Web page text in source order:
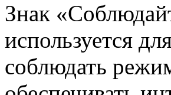
Знак
используется
соблюдать